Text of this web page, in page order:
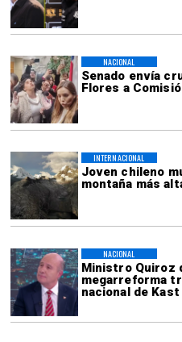
Senado envía
Flores a
NACIONAL
Joven chileno
montaña más
INTERNACIONAL
Ministro Quiroz
megarreforma
nacional de Kast
NACIONAL